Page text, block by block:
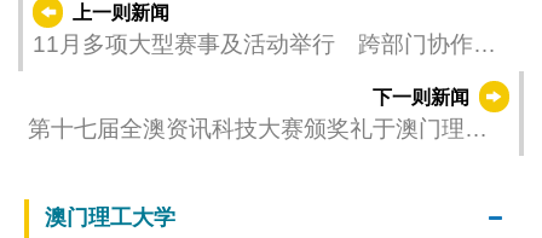
上一则新闻
11月多项大型赛事及活动举行 跨部门协作部
下一则新闻
第十七届全澳资讯科技大赛颁奖礼于澳门理工
澳门理工大学